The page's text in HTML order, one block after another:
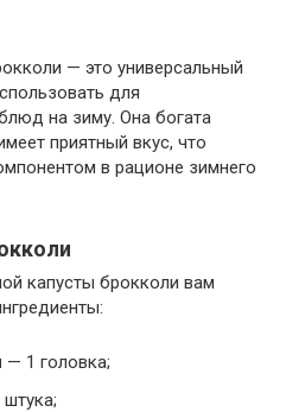
— это универсальный
для
на зиму. Она богата
приятный вкус, что
в рационе зимнего
капусты брокколи вам
— 1 головка;